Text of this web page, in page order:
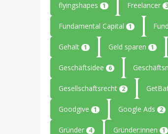
flyingshapes 1 Freelancer 3
Fundamental Capital 1
Gehalt 1 Geld sparen 1
Geschäftsidee 6
Gesellschaftsrecht 2
Goodgive 1 Google Ads 2
Gründer 4 Gründer:innen 1